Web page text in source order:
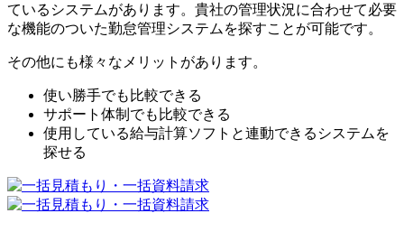
ているシステムがあります。貴社の管理状況に合わせて必要
な機能のついた勤怠管理システムを探すことが可能です。
その他にも様々なメリットがあります。
使い勝手でも比較できる
サポート体制でも比較できる
使用している給与計算ソフトと連動できるシステムを
探せる